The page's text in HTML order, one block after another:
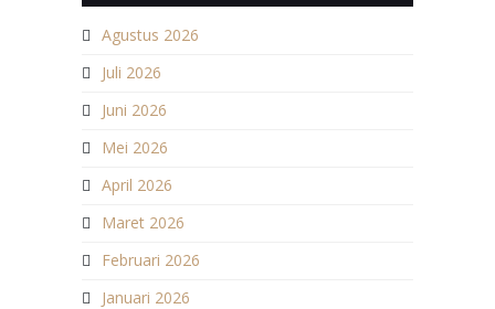
Agustus 2026
Juli 2026
Juni 2026
Mei 2026
April 2026
Maret 2026
Februari 2026
Januari 2026